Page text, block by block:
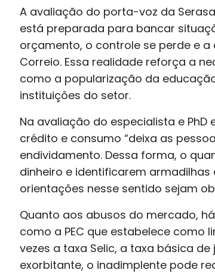
A avaliação do porta-voz da
está preparada para bancar
orçamento, o controle se perde e
Correio. Essa realidade reforça a
como a popularização da
instituições do setor.
Na avaliação do especialista e
crédito e consumo “deixa as
endividamento. Dessa forma, o
dinheiro e identificarem
orientações nesse sentido sejam
Quanto aos abusos do mercado,
como a PEC que estabelece como
vezes a taxa Selic, a taxa básica
exorbitante, o inadimplente pode